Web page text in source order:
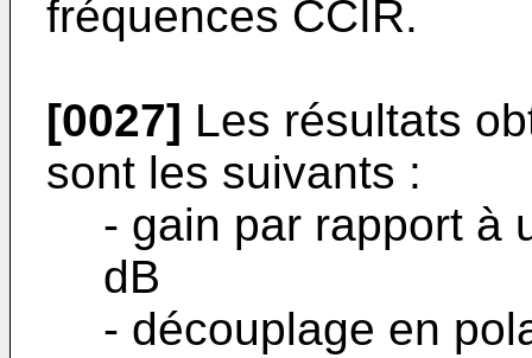
fréquences CCIR.
[0027] Les résultats
sont les suivants :
- gain par rapport à
dB
- découplage en